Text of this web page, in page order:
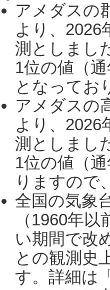
アメダスの
より、2026
測としまし
1位の値（
となってお
アメダスの
より、2026
測としまし
1位の値（
りますので
全国の気象
（1960年
い期間で改
との観測史
す。詳細は「